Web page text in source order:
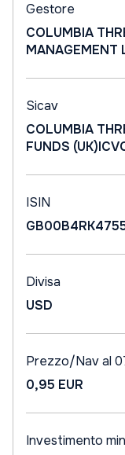
Gestore
COLUMBIA
MANAGEMENT
Sicav
COLUMBIA
FUNDS
ISIN
Divisa
USD
Prezzo/Nav al
0,95 EUR
Investimento